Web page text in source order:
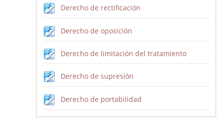
Derecho de rectificación
Derecho de oposición
Derecho de limitación del tratamiento
Derecho de supresión
Derecho de portabilidad